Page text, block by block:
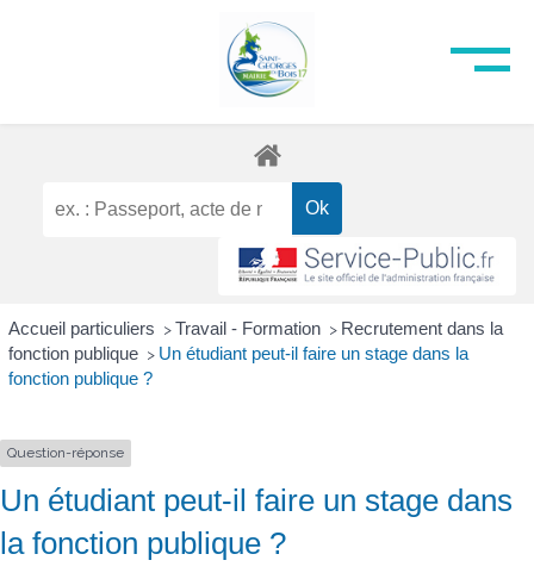
Accueil particuliers > Travail - Formation > Recrutement dans la
fonction publique > Un étudiant peut-il faire un stage dans la
fonction publique ?
Question-réponse
Un étudiant peut-il faire un stage dans
la fonction publique ?